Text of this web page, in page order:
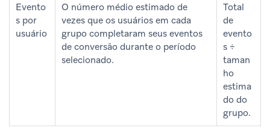
Evento
s por
usuário
O número médio estimado de
vezes que os usuários em cada
grupo completaram seus eventos
de conversão durante o período
selecionado.
Total
de
evento
s ÷
taman
ho
estima
do do
grupo.